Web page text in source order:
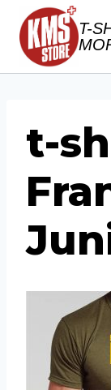
Salta
contenuto
T-
t-